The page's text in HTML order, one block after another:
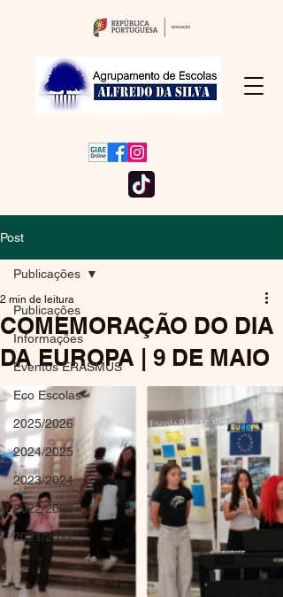
Post
Publicações
Informações
Eventos ERASMUS
Eco Escolas
2025/2026
2024/2025
2023/2024
2022/2023
2021/2022
Publicações
COMEMORAÇÃO DO DIA
DA EUROPA | 9 DE MAIO
2 min de leitura